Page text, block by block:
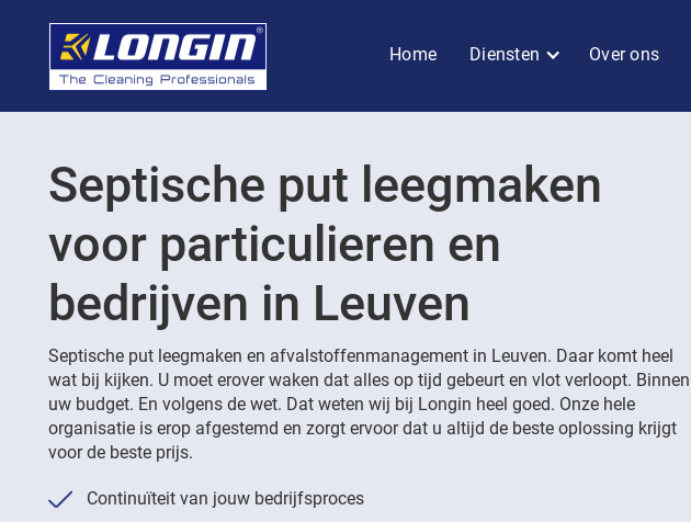
Home Diensten Over ons
Septische put leegmaken
voor particulieren en
bedrijven in Leuven
Septische put leegmaken en afvalstoffenmanagement in Leuven. Daar komt heel
wat bij kijken. U moet erover waken dat alles op tijd gebeurt en vlot verloopt. Binnen
uw budget. En volgens de wet. Dat weten wij bij Longin heel goed. Onze hele
organisatie is erop afgestemd en zorgt ervoor dat u altijd de beste oplossing krijgt
voor de beste prijs.
Continuïteit van jouw bedrijfsproces